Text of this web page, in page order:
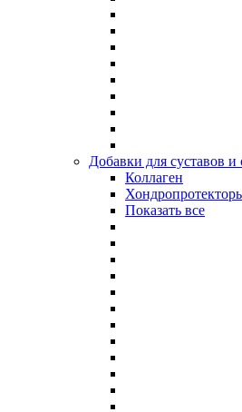
Добавки для суставов и
Коллаген
Показать все